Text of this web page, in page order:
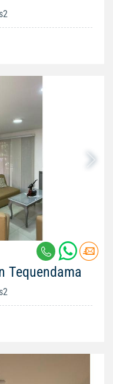
Tequendama